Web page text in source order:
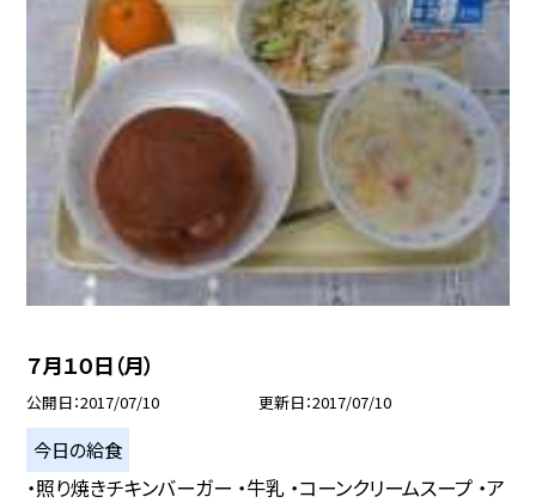
７月１０日（月）
公開日 2017/07/10 更新日 2017/07/10
今日の給食
・照り焼きチキンバーガー ・牛乳 ・コーンクリームスープ ・ア